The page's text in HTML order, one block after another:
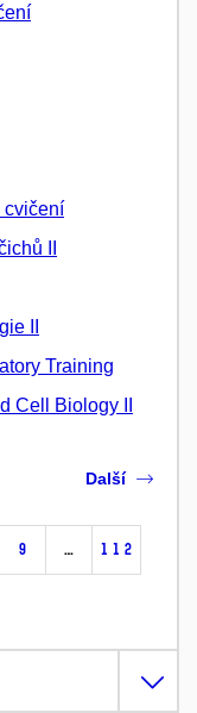
cvičení
II
II
Training
Cell Biology II
9 … 112
Další